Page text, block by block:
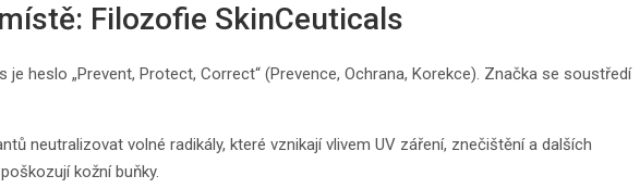
Filozofie SkinCeuticals
je heslo „Prevent, Protect, Correct“ (Prevence, Ochrana, Korekce). Značka se soustředí
neutralizovat volné radikály, které vznikají vlivem UV záření, znečištění a dalších
kožní buňky.